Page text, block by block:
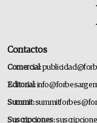
Contactos
Comercial:
Editorial:
Summit:
Suscripciones: